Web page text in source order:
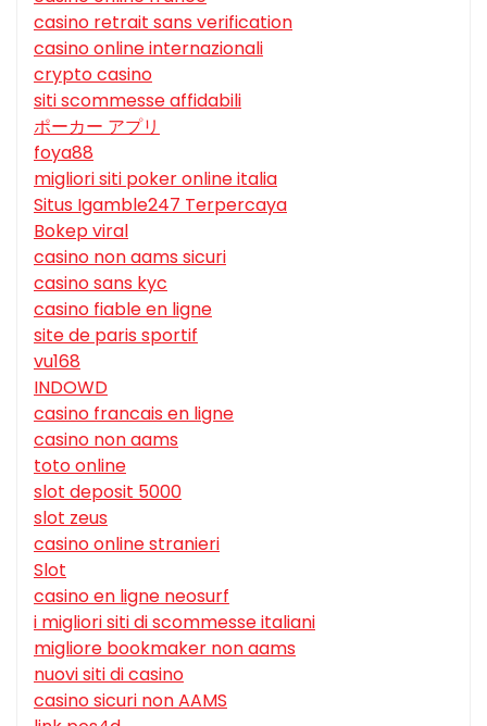
casino retrait sans verification
casino online internazionali
crypto casino
siti scommesse affidabili
ポーカー アプリ
foya88
migliori siti poker online italia
Situs Igamble247 Terpercaya
Bokep viral
casino non aams sicuri
casino sans kyc
casino fiable en ligne
site de paris sportif
vu168
INDOWD
casino francais en ligne
casino non aams
toto online
slot deposit 5000
slot zeus
casino online stranieri
Slot
casino en ligne neosurf
i migliori siti di scommesse italiani
migliore bookmaker non aams
nuovi siti di casino
casino sicuri non AAMS